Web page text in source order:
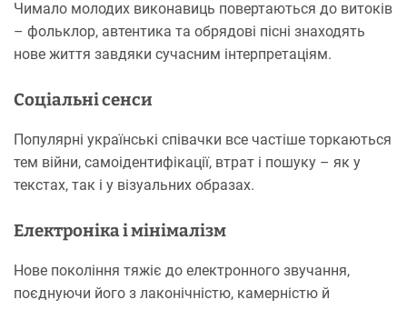
Чимало молодих виконавиць повертаються до витоків
– фольклор, автентика та обрядові пісні знаходять
нове життя завдяки сучасним інтерпретаціям.
Соціальні сенси
Популярні українські співачки все частіше торкаються
тем війни, самоідентифікації, втрат і пошуку – як у
текстах, так і у візуальних образах.
Електроніка і мінімалізм
Нове покоління тяжіє до електронного звучання,
поєднуючи його з лаконічністю, камерністю й